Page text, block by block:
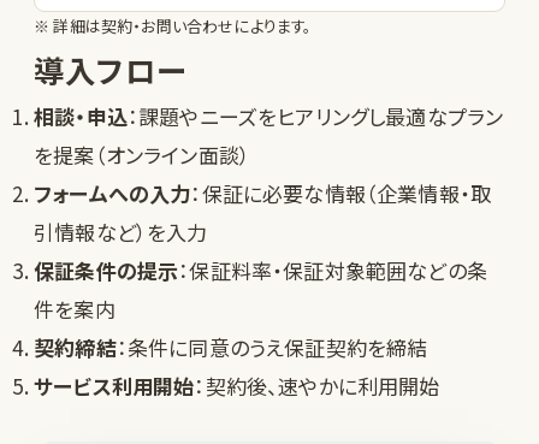
※ 詳細は契約・お問い合わせによります。
導入フロー
相談・申込：課題やニーズをヒアリングし最適なプラン
を提案（オンライン面談）
フォームへの入力：保証に必要な情報（企業情報・取
引情報など）を入力
保証条件の提示：保証料率・保証対象範囲などの条
件を案内
契約締結：条件に同意のうえ保証契約を締結
サービス利用開始：契約後、速やかに利用開始